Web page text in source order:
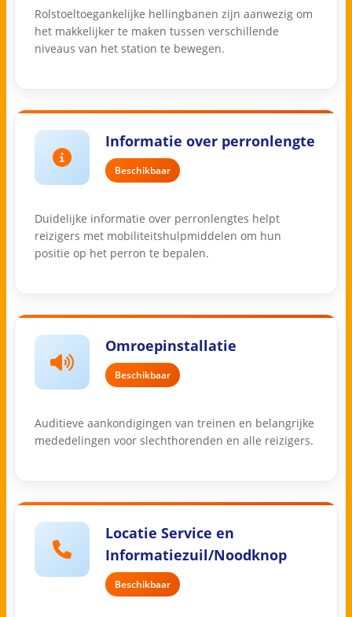
Rolstoeltoegankelijke hellingbanen zijn aanwezig om
het makkelijker te maken tussen verschillende
niveaus van het station te bewegen.
Informatie over perronlengte
Beschikbaar
Duidelijke informatie over perronlengtes helpt
reizigers met mobiliteitshulpmiddelen om hun
positie op het perron te bepalen.
Omroepinstallatie
Beschikbaar
Auditieve aankondigingen van treinen en belangrijke
mededelingen voor slechthorenden en alle reizigers.
Locatie Service en
Informatiezuil/Noodknop
Beschikbaar